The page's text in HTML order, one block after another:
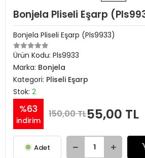
Bonjela Pliseli Eşarp
Bonjela Pliseli Eşarp (Pls9933)
Ürün Kodu: Pls9933
Marka: Bonjela
Kategori: Pliseli Eşarp
Stok: 2
%63
indirim
150,00 TL55,00 TL
Adet